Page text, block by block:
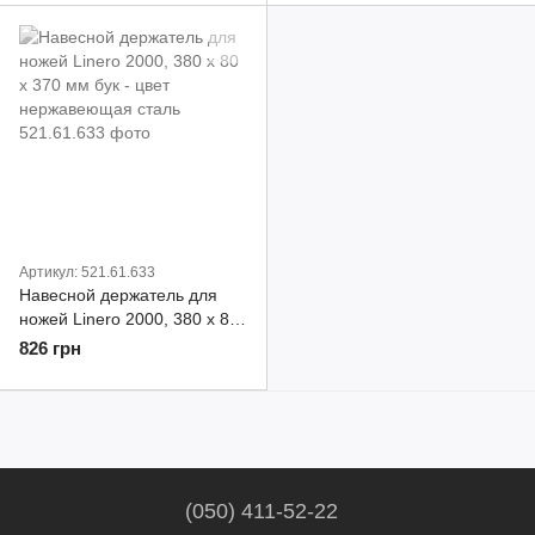
сталь
Артикул: 521.61.633
Навесной держатель для
ножей Linero 2000, 380 х 80
х 370 мм бук - цвет
826 грн
(050) 411-52-22